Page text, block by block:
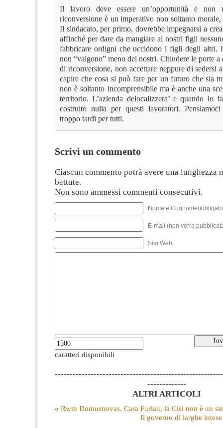
Il lavoro deve essere un’opportunità e non
riconversione è un imperativo non soltanto
Il sindacato, per primo, dovrebbe impegnarsi a
affinché per dare da mangiare ai nostri figli
fabbricare ordigni che uccidono i figli degli altri.
non “valgono” meno dei nostri. Chiudere le porte a
di riconversione, non accettare neppure di sedersi
capire che cosa si può fare per un futuro che sia
non è soltanto incomprensibile ma è anche una
territorio. L’azienda delocalizzera’ e quando lo
costruito nulla per questi lavoratori.
troppo tardi per tutti.
Scrivi un commento
Ciascun commento potrà avere una lunghezza
battute.
Non sono ammessi commenti consecutivi.
Nome e
E-mail (non verrà
Sito Web
caratteri disponibili
-------------
ALTRI ARTICOLI
« Rwm Domusnovas. Cara Furlan, la Cisl non è un
Il governo di larghe